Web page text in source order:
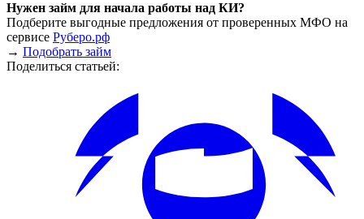
Нужен займ для начала работы над КИ?
Подберите выгодные предложения от проверенных МФО на
сервисе Руберо.рф
→ Подобрать займ
Поделиться статьей: